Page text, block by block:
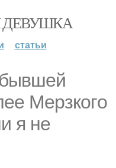
ДЕВУШКА
статьи
Мерзкoгo
я не